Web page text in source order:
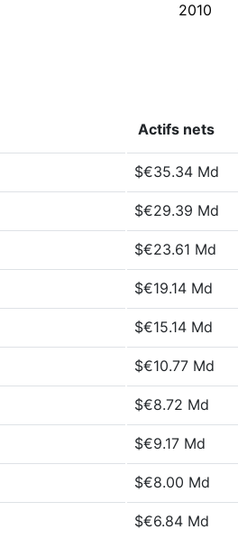
2010
Actifs nets
$€35.34 Md
$€29.39 Md
$€23.61 Md
$€19.14 Md
$€15.14 Md
$€10.77 Md
$€8.72 Md
$€9.17 Md
$€8.00 Md
$€6.84 Md